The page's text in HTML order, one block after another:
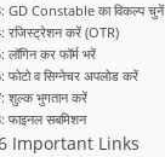
Constable का विकल्प चुनें
करें (OTR)
कर फॉर्म भरें
व सिग्नेचर अपलोड करें
शुल्क भुगतान करें
सबमिशन
Important Links